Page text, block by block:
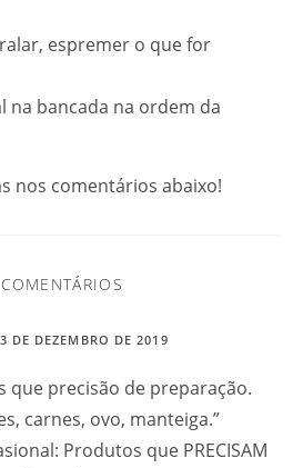
espremer o que for
na bancada na ordem da
nos comentários abaixo!
DE DEZEMBRO DE 2019
que precisão de preparação.
carnes, ovo, manteiga.”
Produtos que PRECISAM